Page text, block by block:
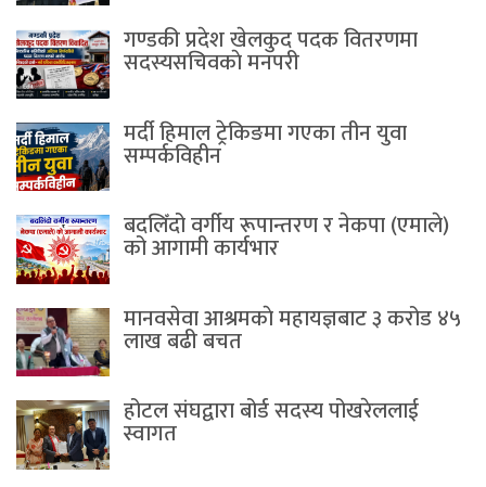
गण्डकी प्रदेश खेलकुद पदक वितरणमा
सदस्यसचिवकाे मनपरी
मर्दी हिमाल ट्रेकिङमा गएका तीन युवा
सम्पर्कविहीन
बदलिँदो वर्गीय रूपान्तरण र नेकपा (एमाले)
को आगामी कार्यभार
मानवसेवा आश्रमकाे‌ महायज्ञबाट ३ करोड ४५
लाख बढी बचत
होटल संघद्वारा बोर्ड सदस्य पोखरेललाई
स्वागत